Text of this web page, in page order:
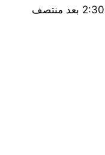
من الساعة 6 صباحًا إلى 2:30 بعد منتصف